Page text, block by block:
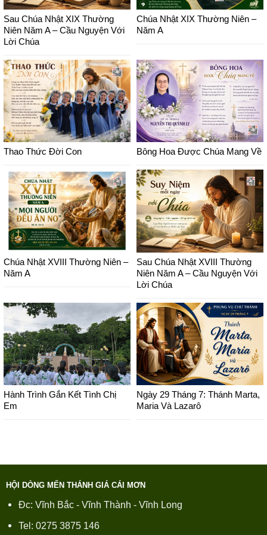
Sau Chúa Nhật XIX Thường
Niên Năm A – Cầu Nguyện Với
Lời Chúa
Chúa Nhật XIX Thường Niên –
Năm A
Thao Thức Đời Con Bông Hoa Được Chúa Mang Về
Chúa Nhật XVIII Thường Niên –
Năm A
Sau Chúa Nhật XVIII Thường
Niên Năm A – Cầu Nguyện Với
Lời Chúa
Hành Trình Gắn Kết Tình Chị
Em
Ngày 29 Tháng 7: Thánh Marta,
Maria Và Lazarô
HỘI DÒNG MẾN THÁNH GIÁ CÁI MƠN
Đc: Vĩnh Bắc - Vĩnh Thành - Vĩnh Long
Tel: 0275 3875 146